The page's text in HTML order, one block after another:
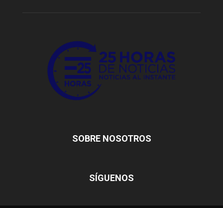
SOBRE NOSOTROS
SÍGUENOS